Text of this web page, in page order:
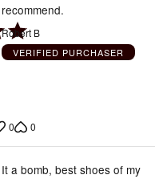
recommend.
Robert B
VERIFIED PURCHASER
0 0
It a bomb, best shoes of my